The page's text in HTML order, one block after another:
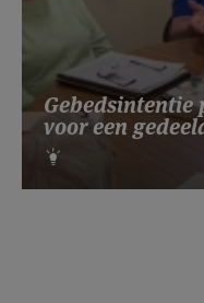
Gebedsintentie
voor een